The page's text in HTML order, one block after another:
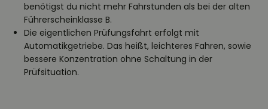
benötigst du nicht mehr Fahrstunden als bei der alten
Führerscheinklasse B.
Die eigentlichen Prüfungsfahrt erfolgt mit
Automatikgetriebe. Das heißt, leichteres Fahren, sowie
bessere Konzentration ohne Schaltung in der
Prüfsituation.